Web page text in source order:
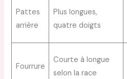
Pattes
arrière
Plus longues,
quatre doigts
Fourrure
Courte à longue
selon la race